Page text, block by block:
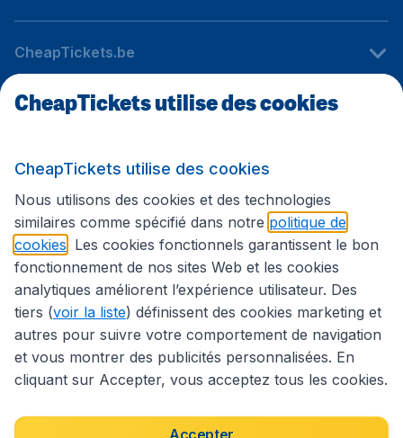
CheapTickets.be
Sites internationaux
Suivez CheapTickets.be
Déclaration d’accessibilité
Conditions générales
Déclaration de confidentialité
CheapTickets utilise des cookies
CheapTickets utilise des cookies
Nous utilisons des cookies et des technologies
similaires comme spécifié dans notre politique de
cookies . Les cookies fonctionnels garantissent le bon
fonctionnement de nos sites Web et les cookies
analytiques améliorent l’expérience utilisateur. Des
tiers (voir la liste) définissent des cookies marketing et
autres pour suivre votre comportement de navigation
et vous montrer des publicités personnalisées. En
cliquant sur Accepter, vous acceptez tous les cookies.
Accepter